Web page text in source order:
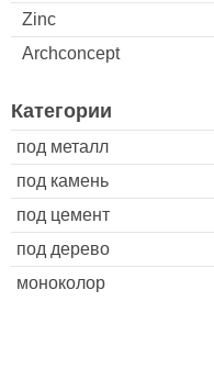
Zinc
Archconcept
Категории
под металл
под камень
под цемент
под дерево
моноколор